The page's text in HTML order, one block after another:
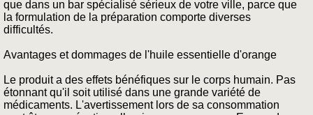
que dans un bar spécialisé sérieux de votre ville, parce que
la formulation de la préparation comporte diverses
difficultés.
Avantages et dommages de l'huile essentielle d'orange
Le produit a des effets bénéfiques sur le corps humain. Pas
étonnant qu'il soit utilisé dans une grande variété de
médicaments. L'avertissement lors de sa consommation